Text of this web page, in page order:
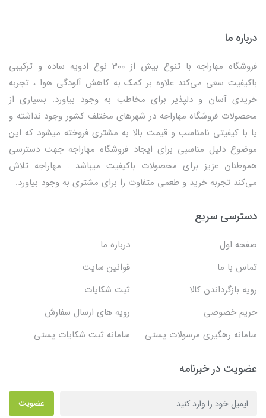
درباره ما
فروشگاه مهاراجه با تنوع بیش از 300 نوع ادویه ساده و ترکیبی
باکیفیت سعی می‌کند علاوه بر کمک به کاهش آلودگی هوا ، تجربه
خریدی آسان و دلپذیر برای مخاطب به وجود بیاورد. بسیاری از
محصولات فروشگاه مهاراجه در شهرهای مختلف کشور وجود نداشته و
یا با کیفیتی نامناسب و قیمت بالا به مشتری فروخته میشود که این
موضوع دلیل مناسبی برای ایجاد فروشگاه مهاراجه جهت دسترسی
هموطنان عزیز برای محصولات باکیفیت میباشد . مهاراجه تلاش
می‌کند تجربه خرید و طعمی متفاوت را برای مشتری به وجود بیاورد.
دسترسی سریع
صفحه اول
درباره ما
تماس با ما
قوانین سایت
رویه بازگرداندن کالا
ثبت شکایات
حریم خصوصی
رویه های ارسال سفارش
سامانه رهگیری مرسولات پستی
سامانه ثبت شکایات پستی
عضویت در خبرنامه
عضویت